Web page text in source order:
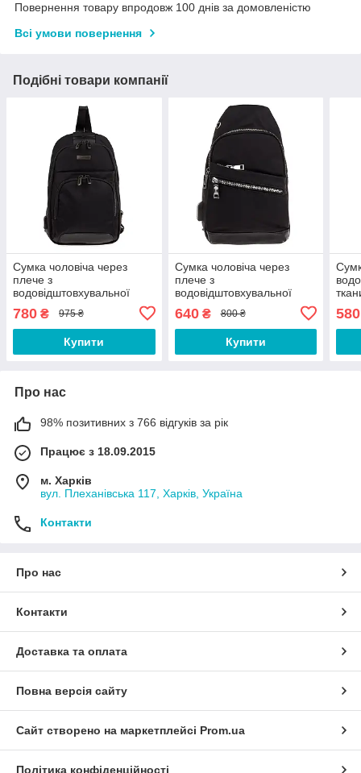
Повернення товару впродовж 100 днів за домовленістю
Всі умови повернення
Подібні товари компанії
Сумка чоловіча через
плече з
водовідштовхувальної
Nobol 2271 чорний
780 ₴ 975 ₴
Купити
Сумка чоловіча через
плече з
водовідштовхувальної
Nobol 2298 чорний
640₴ 800 ₴
Купити
580
Про нас
98% позитивних з 766 відгуків за рік
Працює з 18.09.2015
м. Харків
вул. Плеханівська 117, Харків, Україна
Контакти
Про нас
Контакти
Доставка та оплата
Повна версія сайту
Сайт створено на маркетплейсі Prom.ua
Політика конфіденційності